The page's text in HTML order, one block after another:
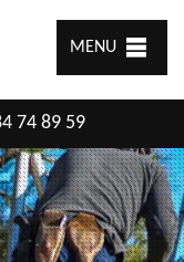
MENU
74 89 59